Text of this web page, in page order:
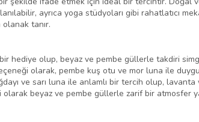
ayrıca yoga stüdyoları gibi rahatlatıcı
tanır.
hediye olup, beyaz ve pembe güllerle takdiri
olarak, pembe kuş otu ve mor luna ile
ve sarı luna ile anlamlı bir tercih olup,
beyaz ve pembe güllerle zarif bir atmosfer